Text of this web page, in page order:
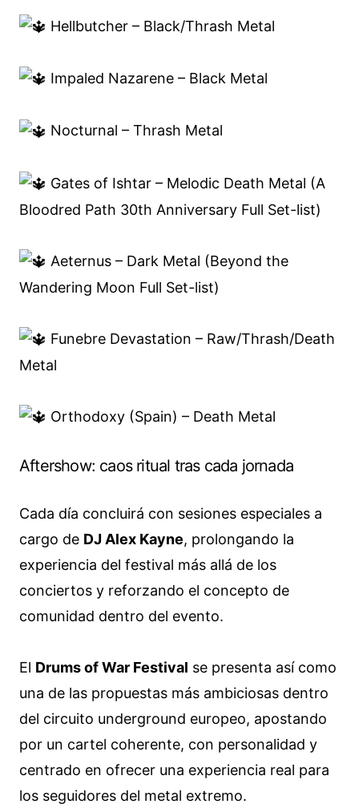
Hellbutcher – Black/Thrash Metal
Impaled Nazarene – Black Metal
Nocturnal – Thrash Metal
Gates of Ishtar – Melodic Death Metal (A
Bloodred Path 30th Anniversary Full Set-list)
Aeternus – Dark Metal (Beyond the
Wandering Moon Full Set-list)
Funebre Devastation – Raw/Thrash/Death
Metal
Orthodoxy (Spain) – Death Metal
Aftershow: caos ritual tras cada jornada
Cada día concluirá con sesiones especiales a
cargo de DJ Alex Kayne, prolongando la
experiencia del festival más allá de los
conciertos y reforzando el concepto de
comunidad dentro del evento.
El Drums of War Festival se presenta así como
una de las propuestas más ambiciosas dentro
del circuito underground europeo, apostando
por un cartel coherente, con personalidad y
centrado en ofrecer una experiencia real para
los seguidores del metal extremo.